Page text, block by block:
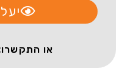
או התקשרו: 077-